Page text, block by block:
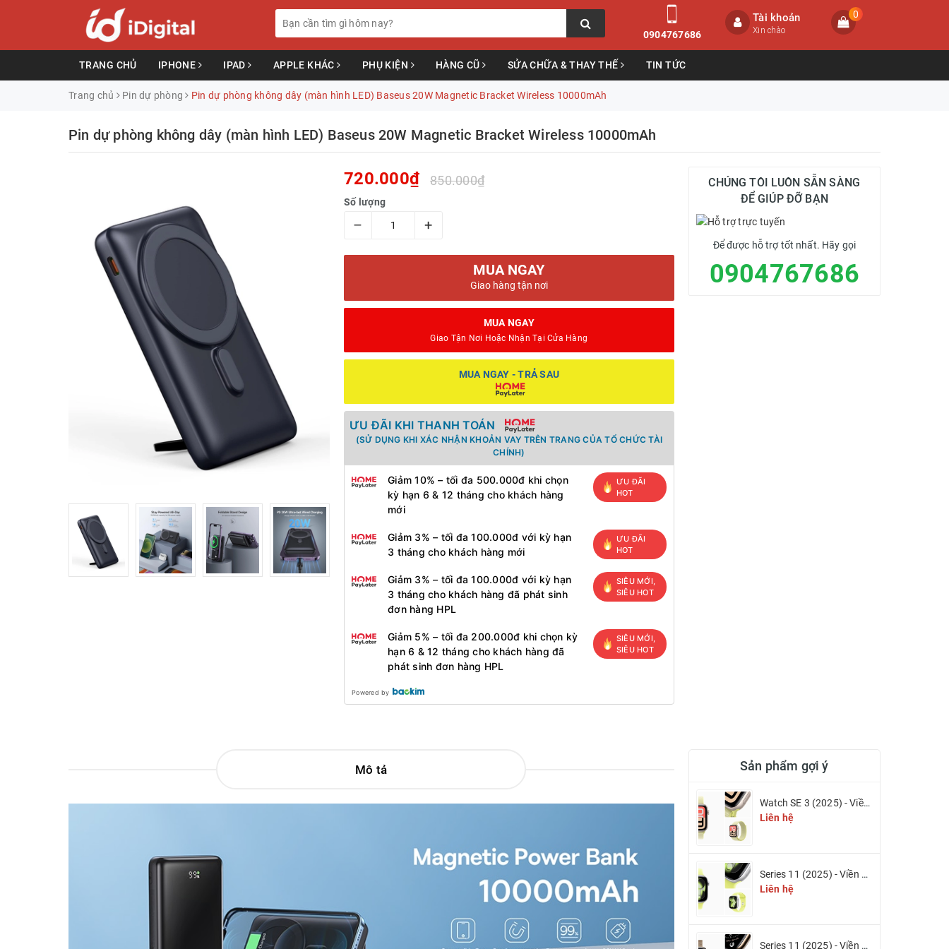
0904767686
Tài khoản
Xin chào
0
TRANG CHỦ IPHONE IPAD APPLE KHÁC PHỤ KIỆN HÀNG CŨ SỬA CHỮA & THAY THẾ TIN TỨC
Trang chủ Pin dự phòng Pin dự phòng không dây (màn hình LED) Baseus 20W Magnetic Bracket Wireless 10000mAh
Pin dự phòng không dây (màn hình LED) Baseus 20W Magnetic Bracket Wireless 10000mAh
720.000₫ 850.000₫
Số lượng
– +
MUA NGAY
Giao hàng tận nơi
MUA NGAY
Giao Tận Nơi Hoặc Nhận Tại Cửa Hàng
MUA NGAY - TRẢ SAU
ƯU ĐÃI KHI THANH TOÁN
(SỬ DỤNG KHI XÁC NHẬN KHOẢN VAY TRÊN TRANG CỦA TỔ CHỨC TÀI
CHÍNH)
Giảm 10% – tối đa 500.000đ khi chọn
kỳ hạn 6 & 12 tháng cho khách hàng
mới
ƯU ĐÃI
HOT
Giảm 3% – tối đa 100.000đ với kỳ hạn
3 tháng cho khách hàng mới
ƯU ĐÃI
HOT
Giảm 3% – tối đa 100.000đ với kỳ hạn
3 tháng cho khách hàng đã phát sinh
đơn hàng HPL
SIÊU MỚI,
SIÊU HOT
Giảm 5% – tối đa 200.000đ khi chọn kỳ
hạn 6 & 12 tháng cho khách hàng đã
phát sinh đơn hàng HPL
SIÊU MỚI,
SIÊU HOT
Powered by
CHÚNG TÔI LUÔN SẴN SÀNG
ĐỂ GIÚP ĐỠ BẠN
Để được hỗ trợ tốt nhất. Hãy gọi
0904767686
Mô tả Sản phẩm gợi ý
Watch SE 3 (2025) - Viền nhôm & Dây cao su
Liên hệ
Series 11 (2025) - Viền nhôm & Dây cao su
Liên hệ
Series 11 (2025) - Viền Titan & Dây Titan Milan (eSIM)